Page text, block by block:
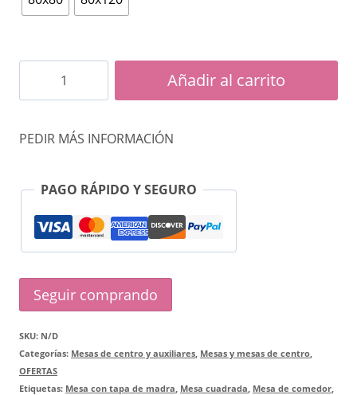
Volt
cantidad
Añadir al carrito
PEDIR MÁS INFORMACIÓN
PAGO RÁPIDO Y SEGURO
Seguir comprando
SKU: N/D
Categorías: Mesas de centro y auxiliares, Mesas y mesas de centro,
OFERTAS
Etiquetas: Mesa con tapa de madra, Mesa cuadrada, Mesa de comedor,